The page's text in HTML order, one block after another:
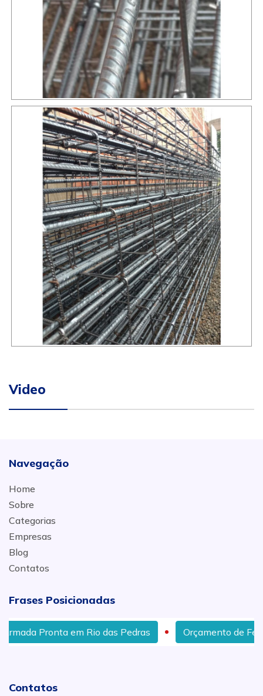
Video
Navegação
Home
Sobre
Categorias
Empresas
Blog
Contatos
Frases Posicionadas
em Rio das Pedras Orçamento de Ferragem
Contatos